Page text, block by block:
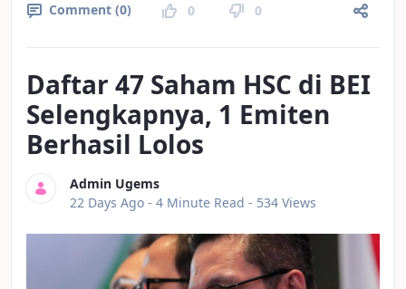
Comment (0) 0 0
Daftar 47 Saham HSC di BEI
Selengkapnya, 1 Emiten
Berhasil Lolos
Admin Ugems
Published Date
22 Days Ago - 4 Minute Read - 534 Views